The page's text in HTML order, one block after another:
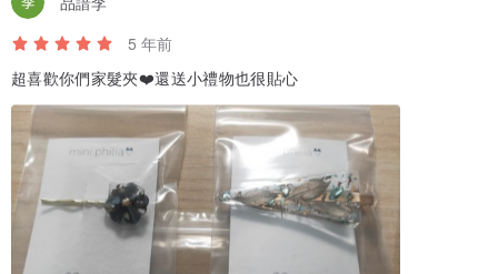
5 年前
超喜歡你們家髮夾❤️還送小禮物也很貼心